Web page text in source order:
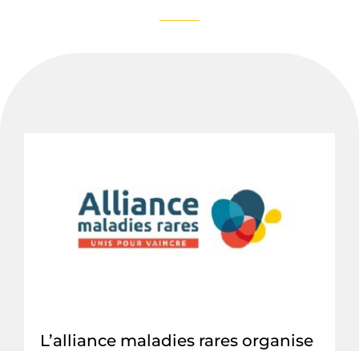
L’alliance maladies rares organise